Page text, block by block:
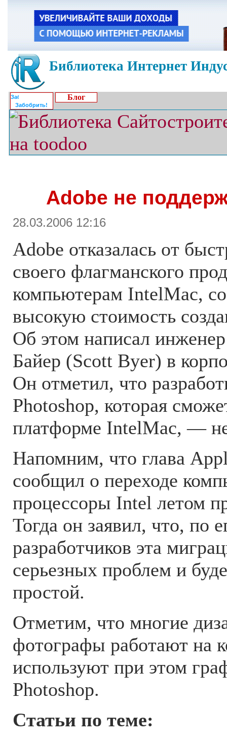
Библиотека Интернет
Забобрить!
Блог
Adobe не
28.03.2006 12:16
Adobe отказалась от
своего флагманского
компьютерам IntelMac,
высокую стоимость
Об этом написал
Байер (Scott Byer) в
Он отметил, что
Photoshop, которая
платформе IntelMac, —
Напомним, что глава
сообщил о переходе
процессоры Intel летом
Тогда он заявил, что, по
разработчиков эта
серьезных проблем и
простой.
Отметим, что многие
фотографы работают на
используют при этом
Photoshop.
Статьи по теме: